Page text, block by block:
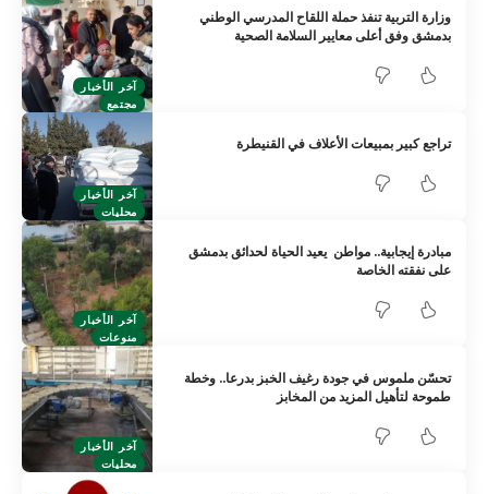
آخر الأخبار
مجتمع
وزارة التربية تنفذ حملة اللقاح المدرسي الوطني
بدمشق وفق أعلى معايير السلامة الصحية
آخر الأخبار
محليات
تراجع كبير بمبيعات الأعلاف في القنيطرة
آخر الأخبار
منوعات
مبادرة إيجابية.. مواطن يعيد الحياة لحدائق بدمشق
على نفقته الخاصة
آخر الأخبار
محليات
تحسّن ملموس في جودة رغيف الخبز بدرعا.. وخطة
طموحة لتأهيل المزيد من المخابز